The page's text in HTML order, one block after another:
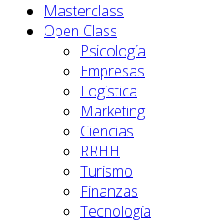
Masterclass
Open Class
Psicología
Empresas
Logística
Marketing
Ciencias
RRHH
Turismo
Finanzas
Tecnología